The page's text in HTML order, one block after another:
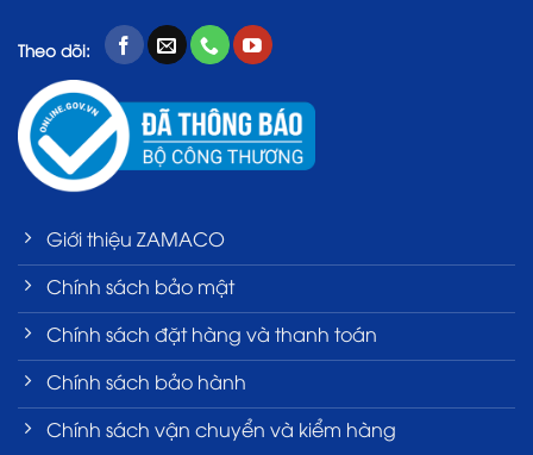
Theo dõi:
Giới thiệu ZAMACO
Chính sách bảo mật
Chính sách đặt hàng và thanh toán
Chính sách bảo hành
Chính sách vận chuyển và kiểm hàng